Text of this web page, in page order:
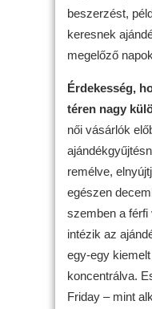
beszerzést,
keresnek
megelőző
Érdekesség,
téren nagy
női vásárlók
remélve,
egészen
szemben a
intézik az
egy-egy
koncentrálva.
Friday – mint